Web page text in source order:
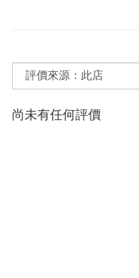
尚未有任何評價